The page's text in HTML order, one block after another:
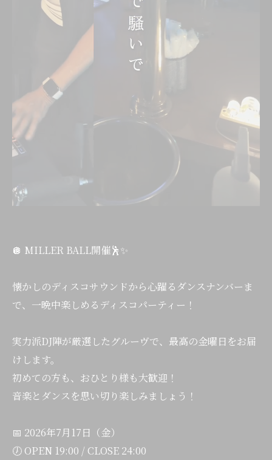
🪩 MILLER BALL開催🕺✨
懐かしのディスコサウンドから心躍るダンスナンバーま
で、一晩中楽しめるディスコパーティー！
実力派DJ陣が厳選したグルーヴで、最高の金曜日をお届
けします。
初めての方も、おひとり様も大歓迎！
音楽とダンスを思い切り楽しみましょう！
📅 2026年7月17日（金）
🕖 OPEN 19:00 / CLOSE 24:00